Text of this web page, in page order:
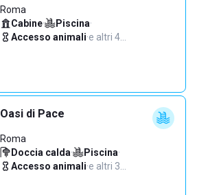
Roma
Cabine· Piscina·
Accesso animali·e altri 4…
Oasi di Pace
Roma
Doccia calda· Piscina·
Accesso animali·e altri 3…